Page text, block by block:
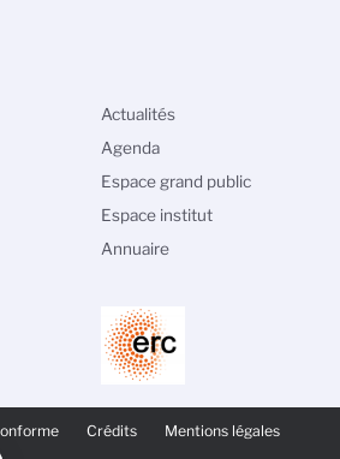
Crédits Mentions légales
Actualités
Agenda
Espace grand public
Espace institut
Annuaire